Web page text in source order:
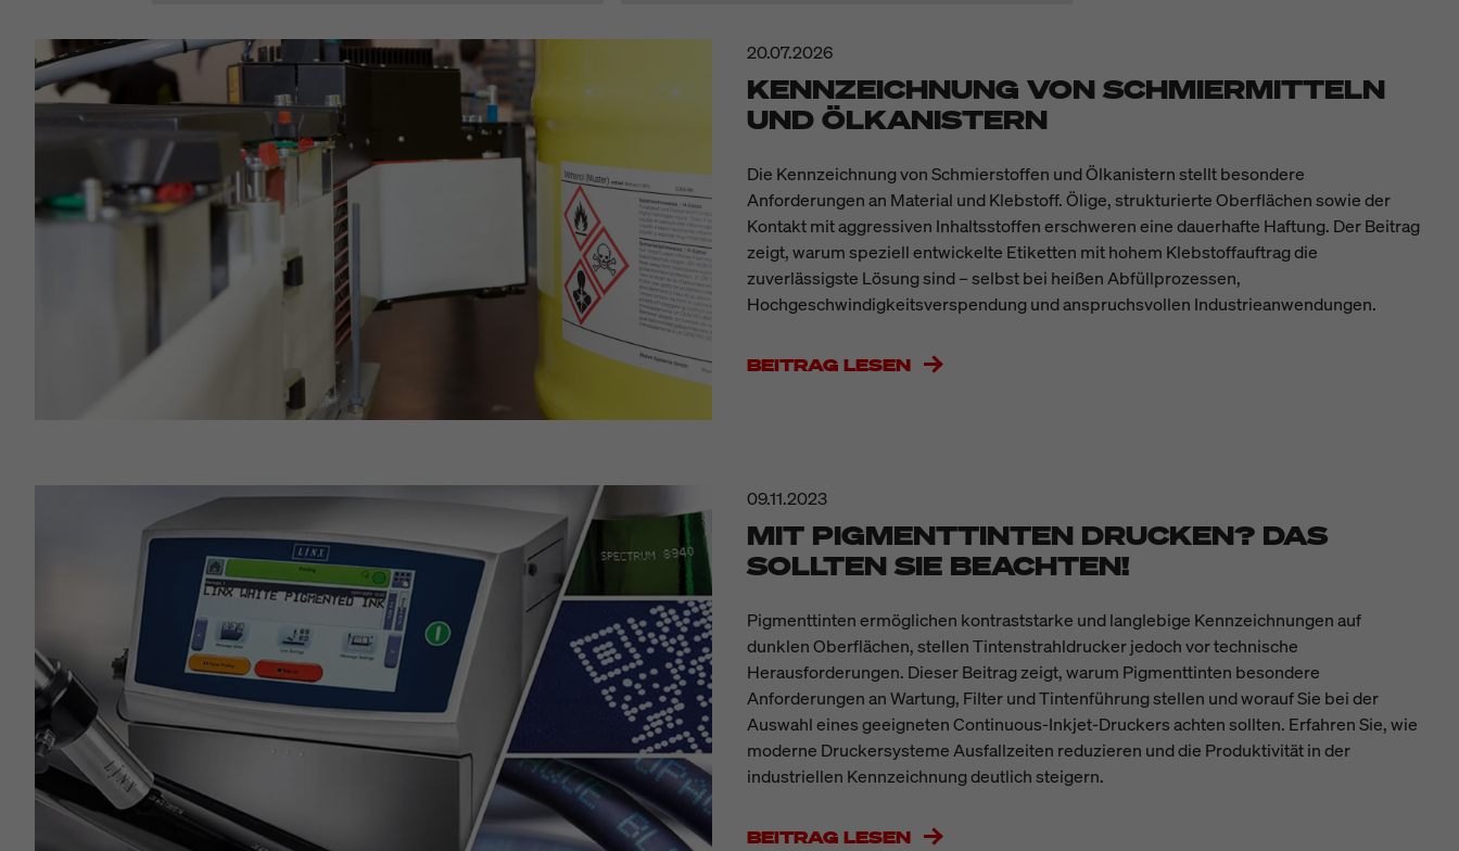
20.07.2026
KENNZEICHNUNG VON SCHMIERMITTELN
UND ÖLKANISTERN
Die Kennzeichnung von Schmierstoffen und Ölkanistern stellt besondere
Anforderungen an Material und Klebstoff. Ölige, strukturierte Oberflächen sowie der
Kontakt mit aggressiven Inhaltsstoffen erschweren eine dauerhafte Haftung. Der Beitrag
zeigt, warum speziell entwickelte Etiketten mit hohem Klebstoffauftrag die
zuverlässigste Lösung sind – selbst bei heißen Abfüllprozessen,
Hochgeschwindigkeitsverspendung und anspruchsvollen Industrieanwendungen.
BEITRAG LESEN
09.11.2023
MIT PIGMENTTINTEN DRUCKEN? DAS
SOLLTEN SIE BEACHTEN!
Pigmenttinten ermöglichen kontraststarke und langlebige Kennzeichnungen auf
dunklen Oberflächen, stellen Tintenstrahldrucker jedoch vor technische
Herausforderungen. Dieser Beitrag zeigt, warum Pigmenttinten besondere
Anforderungen an Wartung, Filter und Tintenführung stellen und worauf Sie bei der
Auswahl eines geeigneten Continuous-Inkjet-Druckers achten sollten. Erfahren Sie, wie
moderne Druckersysteme Ausfallzeiten reduzieren und die Produktivität in der
industriellen Kennzeichnung deutlich steigern.
BEITRAG LESEN